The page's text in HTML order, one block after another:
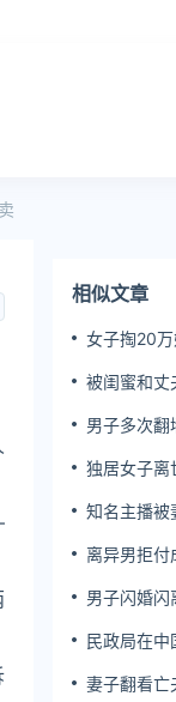
相似文章
女子掏20
被闺蜜和丈
男子多次翻
独居女子离
知名主播被
离异男拒付
男子闪婚闪
民政局在中
妻子翻看亡